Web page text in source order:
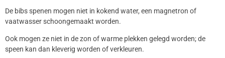
De bibs spenen mogen niet in kokend water, een magnetron of
vaatwasser schoongemaakt worden.
Ook mogen ze niet in de zon of warme plekken gelegd worden; de
speen kan dan kleverig worden of verkleuren.